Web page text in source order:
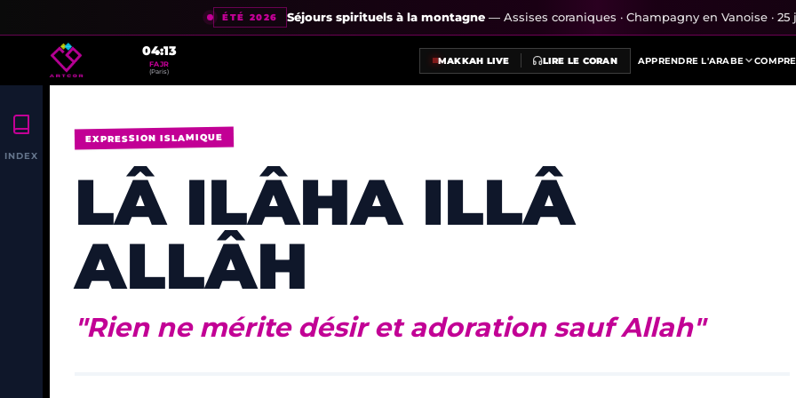
ÉTÉ 2026 Séjours spirituels à la montagne — Assises coraniques · Champagny en Vanoise ·
04:13
FAJR
(Paris)
MAKKAH LIVE LIRE LE CORAN APPRENDRE L'ARABE
INDEX
INSHÂ'ALLÂH
SUBHÂNALLÂH
EXPRESSION ISLAMIQUE
LÂ ILÂHA ILLÂ
ALLÂH
"Rien ne mérite désir et adoration sauf Allah"